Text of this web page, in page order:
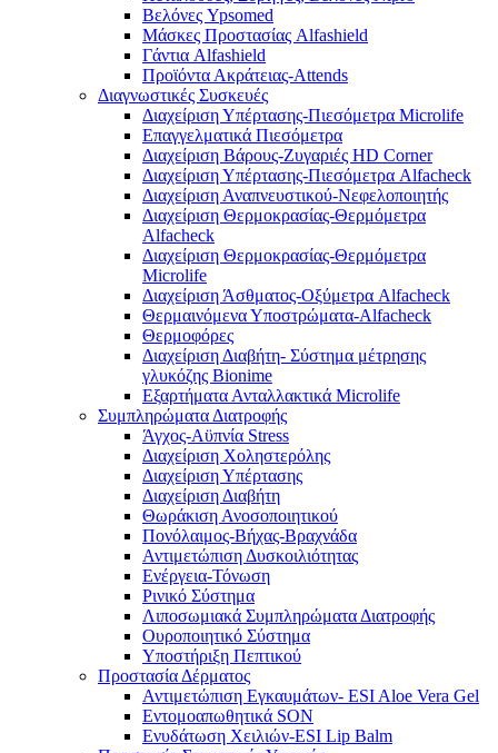
Βελόνες Ypsomed
Μάσκες Προστασίας Alfashield
Γάντια Alfashield
Προϊόντα Ακράτειας-Attends
Διαγνωστικές Συσκευές
Διαχείριση Υπέρτασης-Πιεσόμετρα Microlife
Επαγγελματικά Πιεσόμετρα
Διαχείριση Βάρους-Ζυγαριές HD Corner
Διαχείριση Υπέρτασης-Πιεσόμετρα Alfacheck
Διαχείριση Αναπνευστικού-Νεφελοποιητής
Διαχείριση Θερμοκρασίας-Θερμόμετρα
Alfacheck
Διαχείριση Θερμοκρασίας-Θερμόμετρα
Microlife
Διαχείριση Άσθματος-Οξύμετρα Alfacheck
Θερμαινόμενα Υποστρώματα-Alfacheck
Θερμοφόρες
Διαχείριση Διαβήτη- Σύστημα μέτρησης
γλυκόζης Bionime
Εξαρτήματα Ανταλλακτικά Microlife
Συμπληρώματα Διατροφής
Άγχος-Αϋπνία Stress
Διαχείριση Χοληστερόλης
Διαχείριση Υπέρτασης
Διαχείριση Διαβήτη
Θωράκιση Ανοσοποιητικού
Πονόλαιμος-Βήχας-Βραχνάδα
Αντιμετώπιση Δυσκοιλιότητας
Eνέργεια-Τόνωση
Ρινικό Σύστημα
Λιποσωμιακά Συμπληρώματα Διατροφής
Ουροποιητικό Σύστημα
Υποστήριξη Πεπτικού
Προστασία Δέρματος
Αντιμετώπιση Εγκαυμάτων- ESI Aloe Vera Gel
Εντομοαπωθητικά SON
Ενυδάτωση Χειλιών-ESI Lip Balm